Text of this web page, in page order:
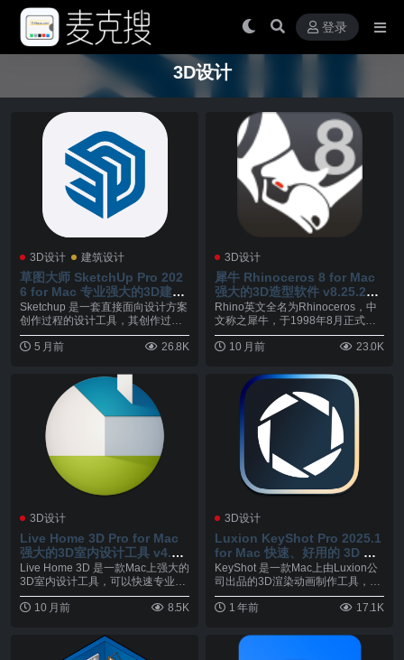
登录
3D设计
3D设计 建筑设计
草图大师 SketchUp Pro 202
6 for Mac 专业强大的3D建模
软件 v26.1.253
Sketchup 是一套直接面向设计方案
创作过程的设计工具，其创作过程
不仅能够充...
5 月前
26.8K
3D设计
犀牛 Rhinoceros 8 for Mac
强大的3D造型软件 v8.25.253
14.11002
Rhino英文全名为Rhinoceros，中
文称之犀牛，于1998年8月正式上
市...
10 月前
23.0K
3D设计
Live Home 3D Pro for Mac
强大的3D室内设计工具 v4.11.
1
Live Home 3D 是一款Mac上强大的
3D室内设计工具，可以快速专业的
制...
10 月前
8.5K
3D设计
Luxion KeyShot Pro 2025.1
for Mac 快速、好用的 3D 渲
染软件 v14.0.0.176
KeyShot 是一款Mac上由Luxion公
司出品的3D渲染动画制作工具，能
够...
1 年前
17.1K